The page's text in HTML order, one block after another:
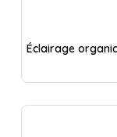
Éclairage